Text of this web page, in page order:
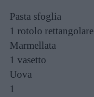
Pasta sfoglia
1 rotolo rettangolare
Marmellata
1 vasetto
Uova
1